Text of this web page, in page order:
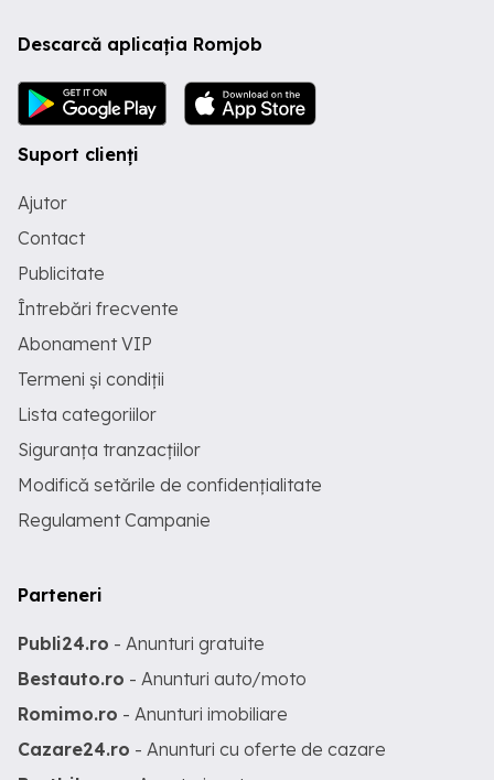
Descarcă aplicația Romjob
Suport clienți
Ajutor
Contact
Publicitate
Întrebări frecvente
Abonament VIP
Termeni și condiții
Lista categoriilor
Siguranța tranzacțiilor
Modifică setările de confidențialitate
Regulament Campanie
Parteneri
Publi24.ro - Anunturi gratuite
Bestauto.ro - Anunturi auto/moto
Romimo.ro - Anunturi imobiliare
Cazare24.ro - Anunturi cu oferte de cazare